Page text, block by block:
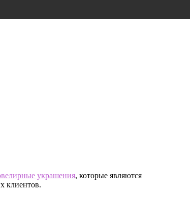
украшения, которые являются
клиентов.